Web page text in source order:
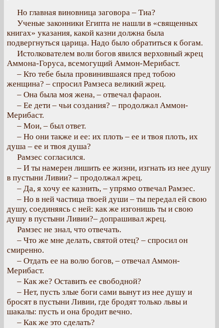
Но главная виновница заговора – Тиа?
Ученые законники Египта не нашли в «священных
книгах» указания, какой казни должна была
подвергнуться царица. Надо было обратиться к богам.
Истолкователем воли богов явился верховный жрец
Аммона-Горуса, всемогущий Аммон-Мерибаст.
– Кто тебе была провинившаяся пред тобою
женщина? – спросил Рамзеса великий жрец.
– Она была моя жена, – отвечал фараон.
– Ее дети – чьи создания? – продолжал Аммон-
Мерибаст.
– Мои, – был ответ.
– Но они также и ее: их плоть – ее и твоя плоть, их
душа – ее и твоя душа?
Рамзес согласился.
– И ты намерен лишить ее жизни, изгнать из нее душу
в пустыни Ливии? – продолжал жрец.
– Да, я хочу ее казнить, – упрямо отвечал Рамзес.
– Но в ней частица твоей души – ты передал ей свою
душу, соединяясь с ней: как же изгонишь ты и свою
душу в пустыни Ливии?– допрашивал жрец.
Рамзес не знал, что отвечать.
– Что же мне делать, святой отец? – спросил он
смиренно.
– Отдать ее на волю богов, – отвечал Аммон-
Мерибаст.
– Как же? Оставить ее свободной?
– Нет, пусть злые боги сами вынут из нее душу и
бросят в пустыни Ливии, где бродят только львы и
шакалы: пусть и она бродит вечно.
– Как же это сделать?